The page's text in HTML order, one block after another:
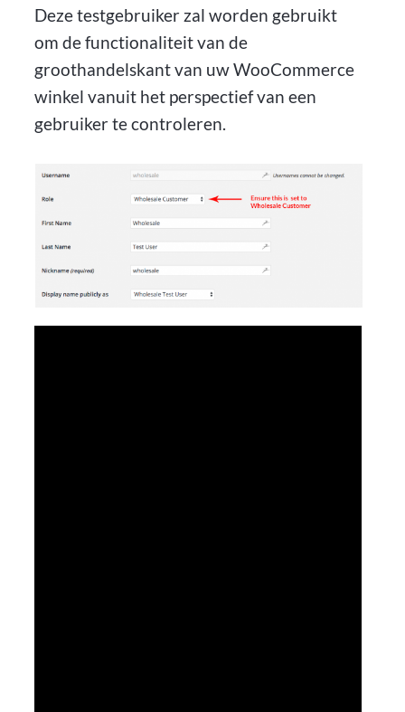
Deze testgebruiker zal worden gebruikt
om de functionaliteit van de
groothandelskant van uw WooCommerce
winkel vanuit het perspectief van een
gebruiker te controleren.